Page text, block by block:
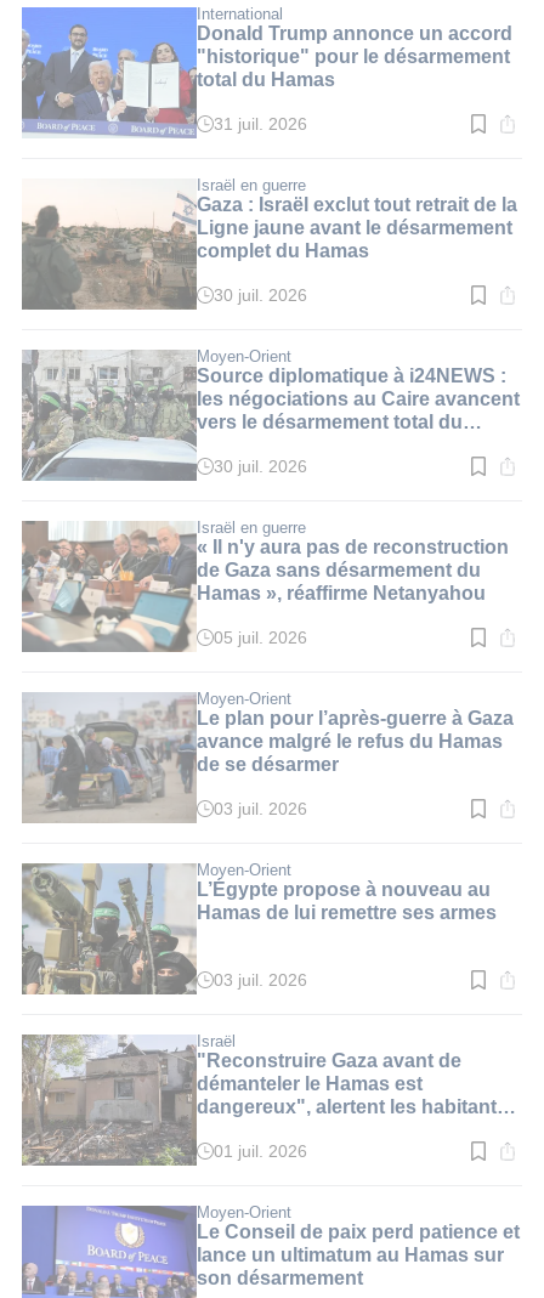
:
3
min.
International
Donald Trump annonce un accord
"historique" pour le désarmement
total du Hamas
Temps
:
4
min.
31 juil. 2026
Israël en guerre
Gaza : Israël exclut tout retrait de la
Ligne jaune avant le désarmement
complet du Hamas
Temps
:
3
min.
30 juil. 2026
Moyen-Orient
Source diplomatique à i24NEWS :
les négociations au Caire avancent
vers le désarmement total du
Temps
:
3
min.
30 juil. 2026
Israël en guerre
« Il n'y aura pas de reconstruction
de Gaza sans désarmement du
Hamas », réaffirme Netanyahou
Temps
:
2
min.
05 juil. 2026
Moyen-Orient
Le plan pour l’après-guerre à Gaza
avance malgré le refus du Hamas
de se désarmer
Temps
:
4
min.
03 juil. 2026
Moyen-Orient
L’Égypte propose à nouveau au
Hamas de lui remettre ses armes
Temps
:
2
min.
03 juil. 2026
Israël
"Reconstruire Gaza avant de
démanteler le Hamas est
dangereux", alertent les habitants
Temps
:
4
min.
01 juil. 2026
Moyen-Orient
Le Conseil de paix perd patience et
lance un ultimatum au Hamas sur
son désarmement